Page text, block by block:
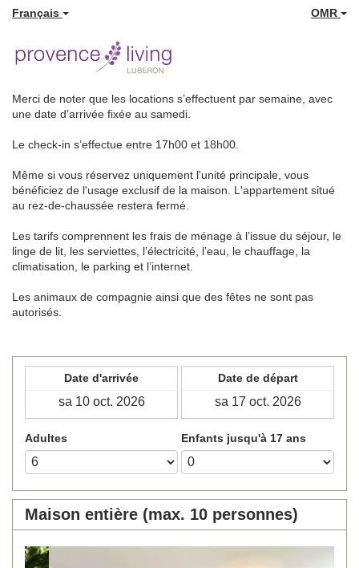
Français OMR
Merci de noter que les locations s’effectuent par semaine, avec
une date d’arrivée fixée au samedi.
Le check-in s’effectue entre 17h00 et 18h00.
Même si vous réservez uniquement l'unité principale, vous
bénéficiez de l'usage exclusif de la maison. L'appartement situé
au rez-de-chaussée restera fermé.
Les tarifs comprennent les frais de ménage à l’issue du séjour, le
linge de lit, les serviettes, l’électricité, l’eau, le chauffage, la
climatisation, le parking et l’internet.
Les animaux de compagnie ainsi que des fêtes ne sont pas
autorisés.
Date d'arrivée Date de départ
Adultes Enfants jusqu'à 17 ans
Maison entière (max. 10 personnes)
Previous Next